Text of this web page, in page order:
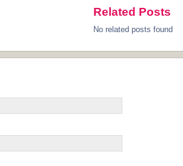
Related Posts
No related posts found